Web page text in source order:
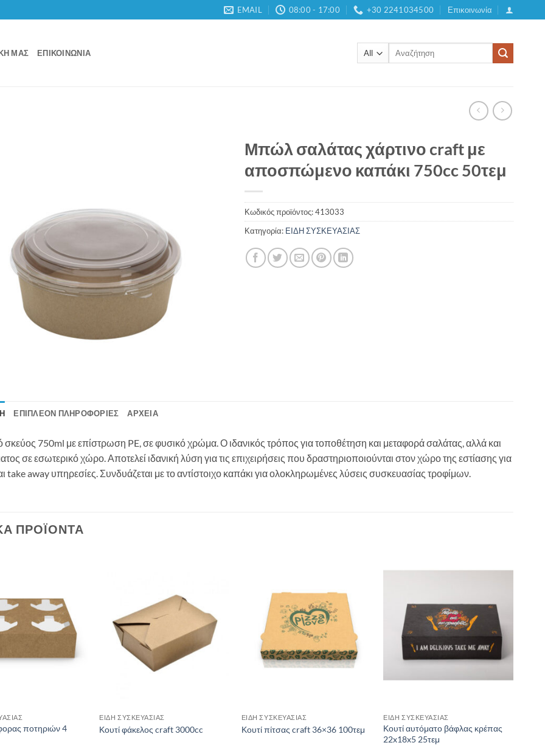
EMAIL 08:00 - 17:00 +30 2241034500 Επικοινωνία
ΜΑΣ ΕΠΙΚΟΙΝΩΝΊΑ
Αναζήτηση
Μπώλ σαλάτας χάρτινο craft με
αποσπώμενο καπάκι 750cc 50τεμ
Κωδικός προϊόντος:413033
Κατηγορία: ΕΙΔΗ ΣΥΣΚΕΥΑΣΙΑΣ
ΕΠΙΠΛΈΟΝ ΠΛΗΡΟΦΟΡΊΕΣ ΑΡΧΕΊΑ
σκεύος 750ml με επίστρωση PE, σε φυσικό χρώμα. Ο ιδανικός τρόπος για τοποθέτηση και μεταφορά σαλάτας, αλλά και
σε εσωτερικό χώρο. Αποτελεί ιδανική λύση για τις επιχειρήσεις που δραστηριοποιούνται στον χώρο της εστίασης για
take away υπηρεσίες. Συνδυάζεται με το αντίστοιχο καπάκι για ολοκληρωμένες λύσεις συσκευασίας τροφίμων.
ΠΡΟΪΌΝΤΑ
ποτηριών 4
ΕΙΔΗ ΣΥΣΚΕΥΑΣΙΑΣ
Κουτί φάκελος craft 3000cc
ΕΙΔΗ ΣΥΣΚΕΥΑΣΙΑΣ
Κουτί πίτσας craft 36×36 100τεμ
ΕΙΔΗ ΣΥΣΚΕΥΑΣΙΑΣ
Κουτί αυτόματο βάφλας κρέπας
22x18x5 25τεμ